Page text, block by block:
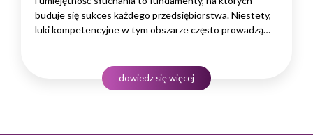
buduje się sukces każdego przedsiębiorstwa. Niestety,
luki kompetencyjne w tym obszarze często prowadzą
szkolenia z komunikacji dla firm, które pozwalają
podnieść kwalifikacje zespołów przy minimalnym
dowiedz się więcej